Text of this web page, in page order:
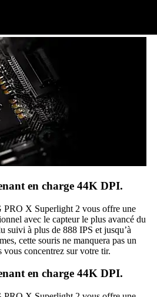
en charge 44K DPI.
PRO X Superlight 2 vous offre une
avec le capteur le plus avancé du
suivi à plus de 888 IPS et jusqu’à
cette souris ne manquera pas un
vous concentrez sur votre tir.
en charge 44K DPI.